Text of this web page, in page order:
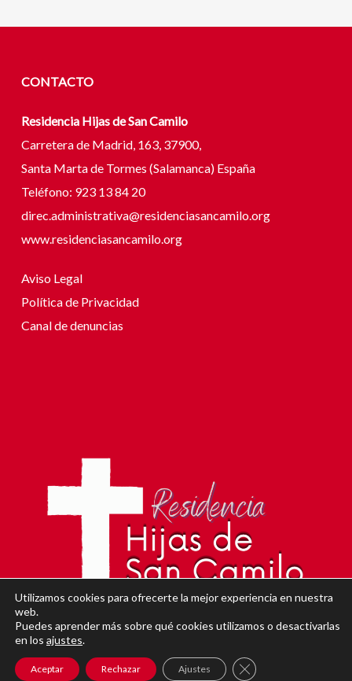
CONTACTO
Residencia Hijas de San Camilo
Carretera de Madrid, 163, 37900,
Santa Marta de Tormes (Salamanca) España
Teléfono: 923 13 84 20
direc.administrativa@residenciasancamilo.org
www.residenciasancamilo.org
Aviso Legal
Política de Privacidad
Canal de denuncias
Utilizamos cookies para ofrecerte la mejor experiencia en nuestra
web.
Puedes aprender más sobre qué cookies utilizamos o desactivarlas
en los ajustes.
Aceptar Rechazar Ajustes Cerrar el banner de